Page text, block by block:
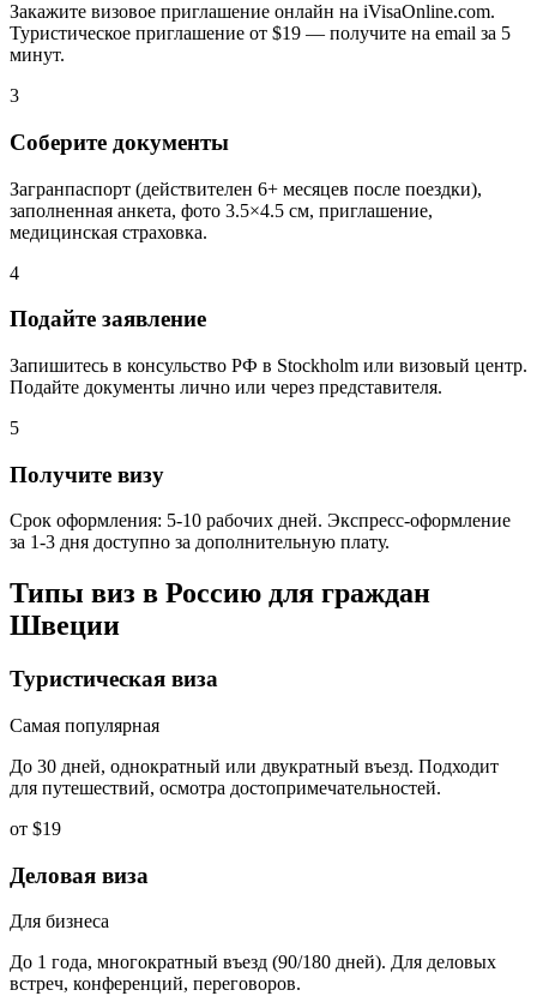
Закажите визовое приглашение онлайн на iVisaOnline.com.
Туристическое приглашение от $19 — получите на email за 5
минут.
3
Соберите документы
Загранпаспорт (действителен 6+ месяцев после поездки),
заполненная анкета, фото 3.5×4.5 см, приглашение,
медицинская страховка.
4
Подайте заявление
Запишитесь в консульство РФ в Stockholm или визовый центр.
Подайте документы лично или через представителя.
5
Получите визу
Срок оформления: 5-10 рабочих дней. Экспресс-оформление
за 1-3 дня доступно за дополнительную плату.
Типы виз в Россию для граждан
Швеции
Туристическая виза
Самая популярная
До 30 дней, однократный или двукратный въезд. Подходит
для путешествий, осмотра достопримечательностей.
от $19
Деловая виза
Для бизнеса
До 1 года, многократный въезд (90/180 дней). Для деловых
встреч, конференций, переговоров.